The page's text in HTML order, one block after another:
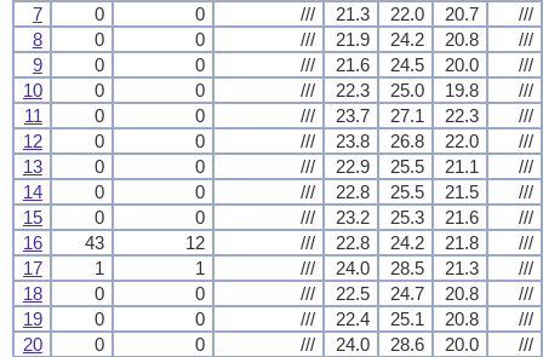
7
0 0 /// 21.3 22.0 20.7
///
8
0 0 /// 21.9 24.2 20.8
///
9
0 0 /// 21.6 24.5 20.0
///
10
0 0 /// 22.3 25.0 19.8
///
11
0 0 /// 23.7 27.1 22.3
///
12
0 0 /// 23.8 26.8 22.0
///
13
0 0 /// 22.9 25.5 21.1
///
14
0 0 /// 22.8 25.5 21.5
///
15
0 0 /// 23.2 25.3 21.6
///
16
43 12 /// 22.8 24.2 21.8
///
17
1 1 /// 24.0 28.5 21.3
///
18
0 0 /// 22.5 24.7 20.8
///
19
0 0 /// 22.4 25.1 20.8
///
20
0 0 /// 24.0 28.6 20.0
///
7
0 0 /// 21.3 22.0 20.7
///
8
0 0 /// 21.9 24.2 20.8
///
9
0 0 /// 21.6 24.5 20.0
///
10
0 0 /// 22.3 25.0 19.8
///
11
0 0 /// 23.7 27.1 22.3
///
12
0 0 /// 23.8 26.8 22.0
///
13
0 0 /// 22.9 25.5 21.1
///
14
0 0 /// 22.8 25.5 21.5
///
15
0 0 /// 23.2 25.3 21.6
///
16
43 12 /// 22.8 24.2 21.8
///
17
1 1 /// 24.0 28.5 21.3
///
18
0 0 /// 22.5 24.7 20.8
///
19
0 0 /// 22.4 25.1 20.8
///
20
0 0 /// 24.0 28.6 20.0
///
7
0 0 /// 21.3 22.0 20.7
///
8
0 0 /// 21.9 24.2 20.8
///
9
0 0 /// 21.6 24.5 20.0
///
10
0 0 /// 22.3 25.0 19.8
///
11
0 0 /// 23.7 27.1 22.3
///
12
0 0 /// 23.8 26.8 22.0
///
13
0 0 /// 22.9 25.5 21.1
///
14
0 0 /// 22.8 25.5 21.5
///
15
0 0 /// 23.2 25.3 21.6
///
16
43 12 /// 22.8 24.2 21.8
///
17
1 1 /// 24.0 28.5 21.3
///
18
0 0 /// 22.5 24.7 20.8
///
19
0 0 /// 22.4 25.1 20.8
///
20
0 0 /// 24.0 28.6 20.0
///
7
0 0 /// 21.3 22.0 20.7
///
8
0 0 /// 21.9 24.2 20.8
///
9
0 0 /// 21.6 24.5 20.0
///
10
0 0 /// 22.3 25.0 19.8
///
11
0 0 /// 23.7 27.1 22.3
///
12
0 0 /// 23.8 26.8 22.0
///
13
0 0 /// 22.9 25.5 21.1
///
14
0 0 /// 22.8 25.5 21.5
///
15
0 0 /// 23.2 25.3 21.6
///
16
43 12 /// 22.8 24.2 21.8
///
17
1 1 /// 24.0 28.5 21.3
///
18
0 0 /// 22.5 24.7 20.8
///
19
0 0 /// 22.4 25.1 20.8
///
20
0 0 /// 24.0 28.6 20.0
///